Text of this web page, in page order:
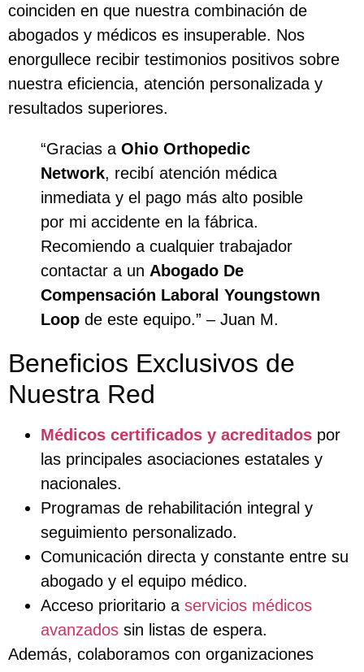
coinciden en que nuestra combinación de
abogados y médicos es insuperable. Nos
enorgullece recibir testimonios positivos sobre
nuestra eficiencia, atención personalizada y
resultados superiores.
“Gracias a Ohio Orthopedic
Network, recibí atención médica
inmediata y el pago más alto posible
por mi accidente en la fábrica.
Recomiendo a cualquier trabajador
contactar a un Abogado De
Compensación Laboral Youngstown
Loop de este equipo.” – Juan M.
Beneficios Exclusivos de
Nuestra Red
Médicos certificados y acreditados por
las principales asociaciones estatales y
nacionales.
Programas de rehabilitación integral y
seguimiento personalizado.
Comunicación directa y constante entre su
abogado y el equipo médico.
Acceso prioritario a servicios médicos
avanzados sin listas de espera.
Además, colaboramos con organizaciones